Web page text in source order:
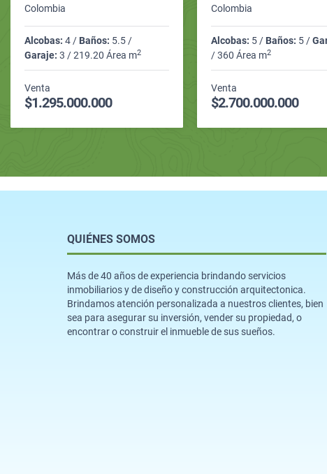
Colombia
Alcobas: 4 / Baños: 5.5 /
Garaje: 3 / 219.20 Área m2
Venta
$1.295.000.000
Colombia
Alcobas: 5 / Baños: 5 /
/ 360 Área m2
Venta
$2.700.000.000
QUIÉNES SOMOS
Más de 40 años de experiencia brindando servicios
inmobiliarios y de diseño y construcción arquitectonica.
Brindamos atención personalizada a nuestros clientes, bien
sea para asegurar su inversión, vender su propiedad, o
encontrar o construir el inmueble de sus sueños.